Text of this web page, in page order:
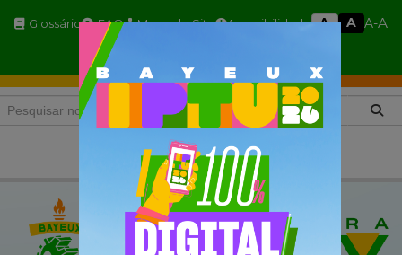
Glossário FAQ Mapa do Site Acessibilidade A A A-A